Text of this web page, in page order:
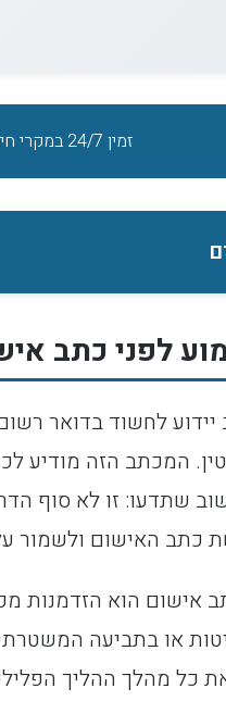
זמין 24/7 במקרי חירום
לפני כתב
לחשוד בדואר
המכתב הזה
שתדעו: זו לא סוף
כתב האישום ולשמור
אישום הוא הזדמנות
או בתביעה
כל מהלך ההליך